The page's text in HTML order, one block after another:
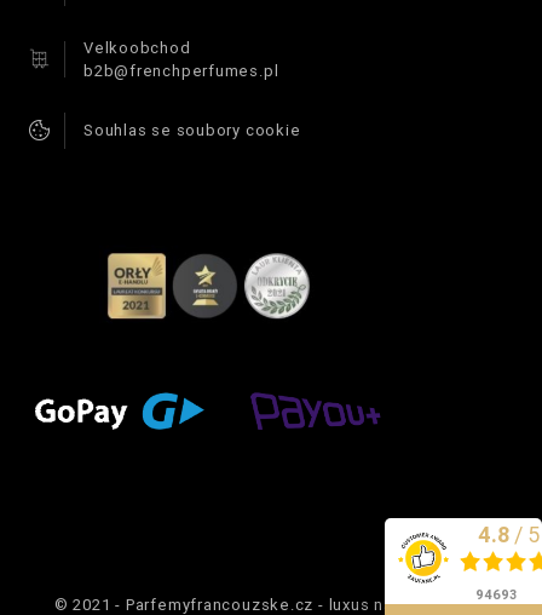
Velkoobchod
b2b@frenchperfumes.pl
Souhlas se soubory cookie
© 2021 - Parfemyfrancouzske.cz - luxus na dosah ruky.
Vynikající4.8 / 5
94693